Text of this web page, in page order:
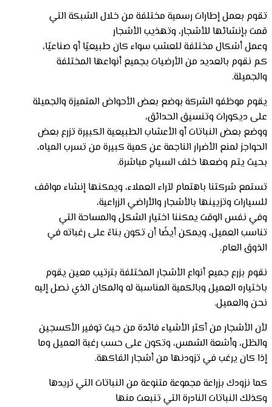
تقوم بعمل إطارات رسمية مختلفة من خلال الشبكة التي
قمت بإنشائها للأشجار، وتهذيب الأشجار
وعمل أشكال مختلفة للعشب سواء كان طبيعيًا أو صناعيًا،
كم نقوم بالعديد من الأرضيات بجميع أنواعها المختلفة
والجميلة.
يقوم موظفو الشركة بوضع بعض الأحواض المتميزة والجميلة
على ديكورات وتنسيق الحدائق،
ووضع بعض النباتات أو الأعشاب الطبيعية الكبيرة تزرع بعض
الحواجز لمنع الأضرار الناجمة عن كمية كبيرة من تسرب المياه،
بحيث يتم وضعها خلف السياج مباشرة.
تستمع شركتنا باهتمام لآراء العملاء، ويمكنها إنشاء مواقف
للسيارات وتزيينها بالأشجار والأراضي الزراعية،
وفي نفس الوقت يمكننا اختيار الشكل والمساحة التي
تناسب العميل، ويمكن أيضًا أن تكون بناءً على رغباته في
الذوق العام.
نقوم بزرع جميع أنواع الأشجار المختلفة بترتيب معين يقوم
باختياره العميل وبالكمية المناسبة له والمكان الذي نصل إليه
نحن والعميل.
لأن الأشجار من أكثر الأشياء فائدة من حيث توفير الأكسجين
والظل، وأشعة الشمس، وتكون على حسب رغبة العميل وما
إذا كان يرغب في تزودنها من أشجار الفاكهة.
كما نزودك بزراعة مجموعة متنوعة من النباتات التي تريدها
وكذلك النباتات النادرة التي تنبعث منها